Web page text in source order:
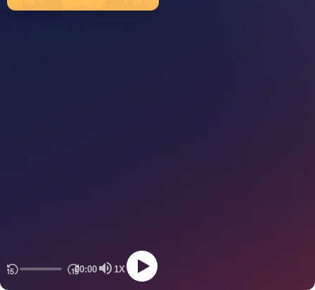
00:00 1X